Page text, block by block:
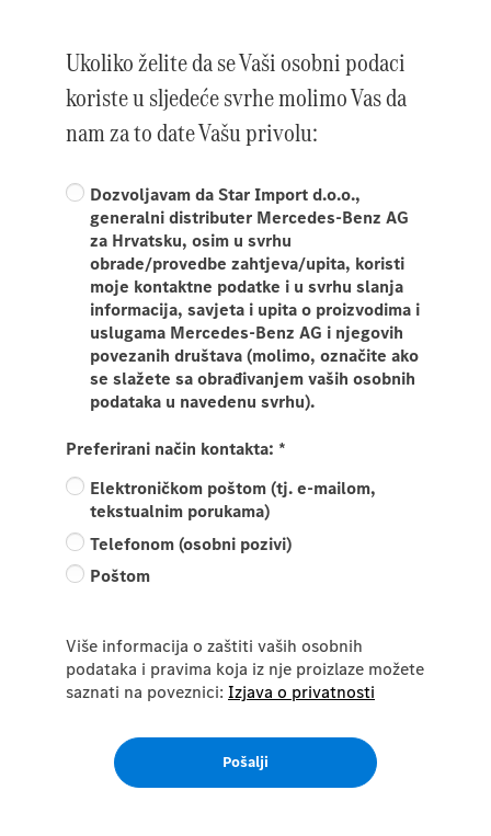
Ukoliko želite da se Vaši osobni podaci
koriste u sljedeće svrhe molimo Vas da
nam za to date Vašu privolu:
Dozvoljavam da Star Import d.o.o.,
generalni distributer Mercedes-Benz AG
za Hrvatsku, osim u svrhu
obrade/provedbe zahtjeva/upita, koristi
moje kontaktne podatke i u svrhu slanja
informacija, savjeta i upita o proizvodima i
uslugama Mercedes-Benz AG i njegovih
povezanih društava (molimo, označite ako
se slažete sa obrađivanjem vaših osobnih
podataka u navedenu svrhu).
Preferirani način kontakta: *
Elektroničkom poštom (tj. e-mailom,
tekstualnim porukama)
Telefonom (osobni pozivi)
Poštom
Više informacija o zaštiti vaših osobnih
podataka i pravima koja iz nje proizlaze možete
saznati na poveznici: Izjava o privatnosti
Pošalji